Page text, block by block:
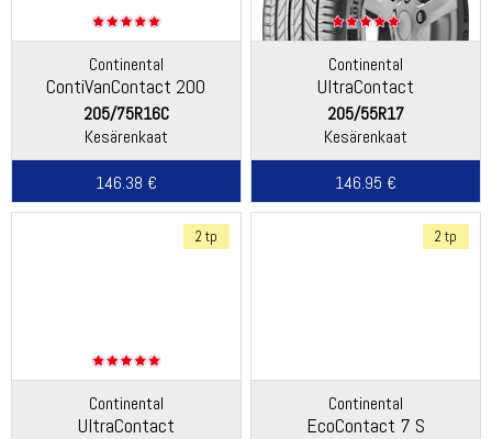
Continental
ContiVanContact 200
205/75R16C
Kesärenkaat
146.38 €
Continental
UltraContact
205/55R17
Kesärenkaat
146.95 €
2 tp
Continental
UltraContact
2 tp
Continental
EcoContact 7 S